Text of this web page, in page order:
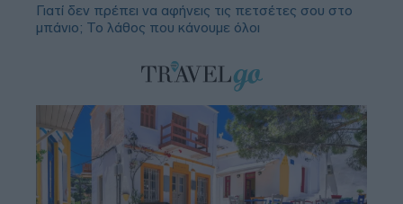
Γιατί δεν πρέπει να αφήνεις τις πετσέτες σου στο
μπάνιο; Το λάθος που κάνουμε όλοι